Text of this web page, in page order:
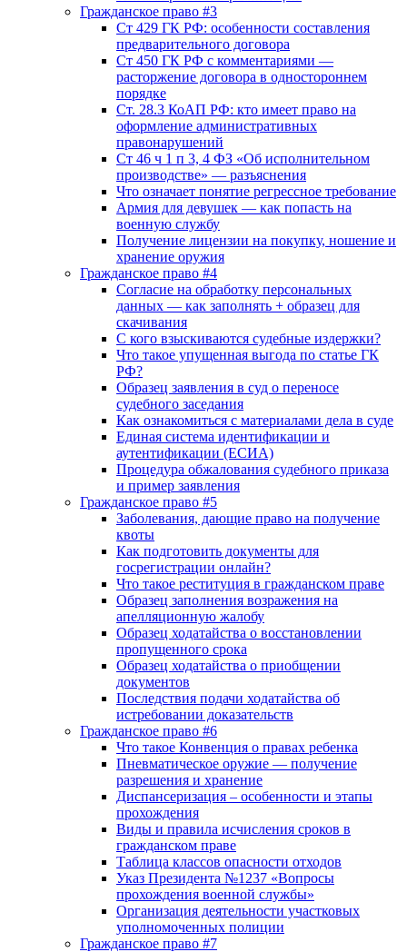
Гражданское право #3
Ст 429 ГК РФ: особенности составления
предварительного договора
Ст 450 ГК РФ с комментариями —
расторжение договора в одностороннем
порядке
Ст. 28.3 КоАП РФ: кто имеет право на
оформление административных
правонарушений
Ст 46 ч 1 п 3, 4 ФЗ «Об исполнительном
производстве» — разъяснения
Что означает понятие регрессное требование
Армия для девушек — как попасть на
военную службу
Получение лицензии на покупку, ношение и
хранение оружия
Гражданское право #4
Согласие на обработку персональных
данных — как заполнять + образец для
скачивания
С кого взыскиваются судебные издержки?
Что такое упущенная выгода по статье ГК
РФ?
Образец заявления в суд о переносе
судебного заседания
Как ознакомиться с материалами дела в суде
Единая система идентификации и
аутентификации (ЕСИА)
Процедура обжалования судебного приказа
и пример заявления
Гражданское право #5
Заболевания, дающие право на получение
квоты
Как подготовить документы для
госрегистрации онлайн?
Что такое реституция в гражданском праве
Образец заполнения возражения на
апелляционную жалобу
Образец ходатайства о восстановлении
пропущенного срока
Образец ходатайства о приобщении
документов
Последствия подачи ходатайства об
истребовании доказательств
Гражданское право #6
Что такое Конвенция о правах ребенка
Пневматическое оружие — получение
разрешения и хранение
Диспансеризация – особенности и этапы
прохождения
Виды и правила исчисления сроков в
гражданском праве
Таблица классов опасности отходов
Указ Президента №1237 «Вопросы
прохождения военной службы»
Организация деятельности участковых
уполномоченных полиции
Гражданское право #7